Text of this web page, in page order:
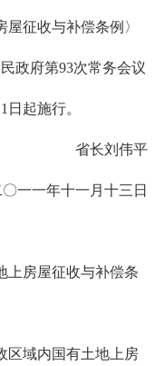
征收与补偿条例〉
政府第93次常务会议
起施行。
省长刘伟平
〇一一年十一月十三日
房屋征收与补偿条
域内国有土地上房